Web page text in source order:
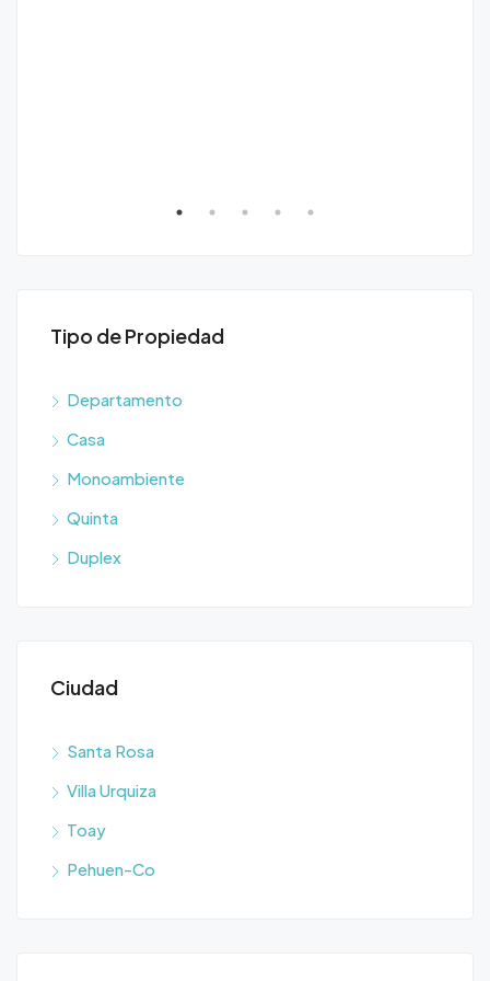
Tipo de Propiedad
Departamento
Casa
Monoambiente
Quinta
Duplex
Ciudad
Santa Rosa
Villa Urquiza
Toay
Pehuen-Co